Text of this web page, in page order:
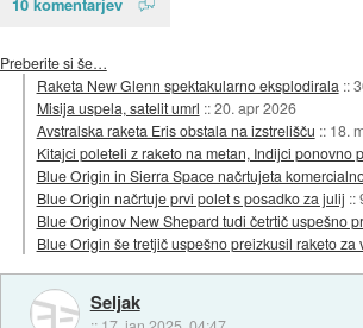
Preberite si še…
Raketa New Glenn spektakularno eksplodirala ::
Misija uspela, satelit umrl ::20. apr 2026
Avstralska raketa Eris obstala na izstrelišču :: 18.
Kitajci poleteli z raketo na metan, Indijci ponovno
Blue Origin in Sierra Space načrtujeta
Blue Origin načrtuje prvi polet s posadko za julij ::
Blue Originov New Shepard tudi četrtič uspešno
Blue Origin še tretjič uspešno preizkusil raketo za
Seljak